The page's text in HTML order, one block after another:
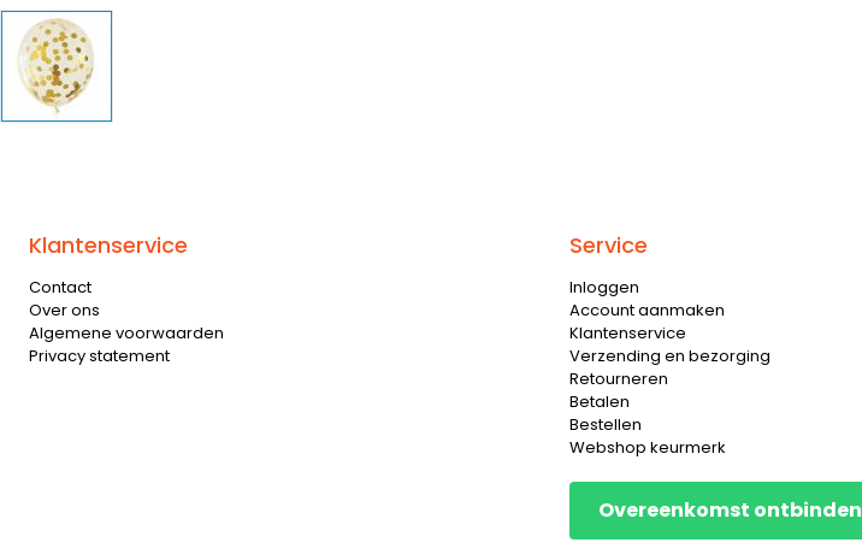
Klantenservice
Contact
Over ons
Algemene voorwaarden
Privacy statement
Service
Inloggen
Account aanmaken
Klantenservice
Verzending en bezorging
Retourneren
Betalen
Bestellen
Webshop keurmerk
Overeenkomst ontbinden